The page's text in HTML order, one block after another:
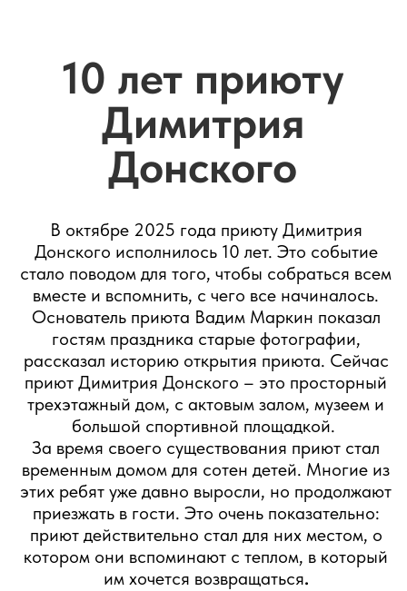
Благотворительный
спектакль
Вместе с Международной Ассоциацией
организаций, осуществляющих помощь детям,
вот уже пятый год подряд мы ставим
благотворительный спектакль, в котором играют
дети из приютов. В этом году в фольклорном
центре «Москва» прошел мюзикл «Новая
история деревянного мальчика».
Такие постановки помогают нам привлечь
внимание людей к проблеме социального
сиротства и собрать необходимые средства на
летнюю поездку детей к морю.
Для ребят такие выступления – возможность
почувствовать себя в роли настоящих актеров.
Очень волнительный и нужный опыт. В этом году
сыгравшему главную роль Тимофею (15 лет) из
приюта «Счастье дарить счастье» пришлось
побороть природную стеснительность. Боевая,
активная Варя (12 лет) из приюта «Луч надежды»
очень талантливо перевоплотилась в